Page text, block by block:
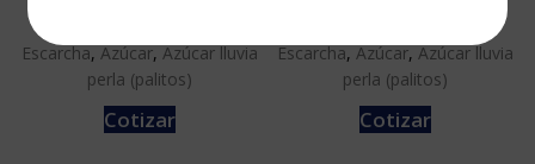
Escarcha,Azúcar,Azúcar lluvia
perla (palitos)
Cotizar
Escarcha,Azúcar,Azúcar lluvia
perla (palitos)
Cotizar